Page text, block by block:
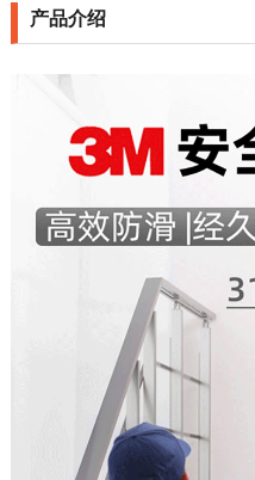
产品介绍